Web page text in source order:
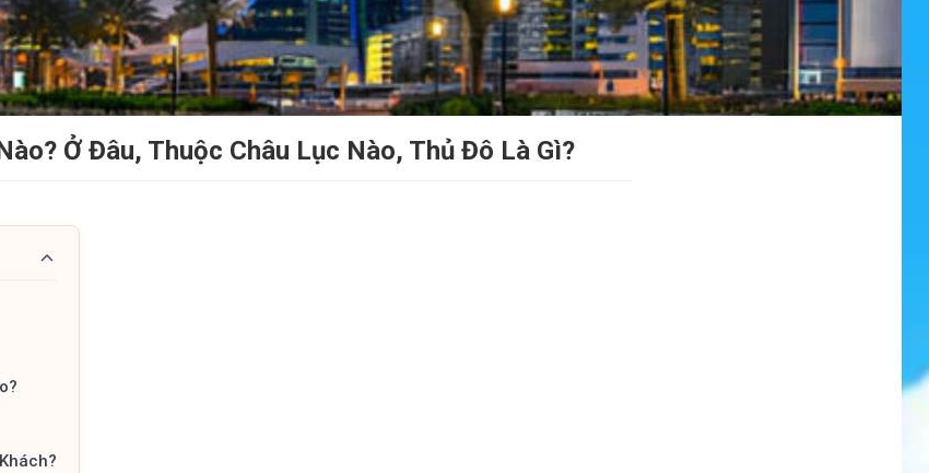
Ở Đâu, Thuộc Châu Lục Nào, Thủ Đô Là Gì?